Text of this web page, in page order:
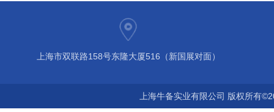
上海市双联路158号东隆大厦516（新国展对面）
上海牛备实业有限公司 版权所有